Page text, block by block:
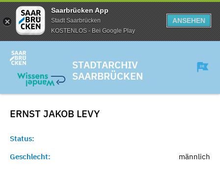
Saarbrücken App
Stadt Saarbrücken
KOSTENLOS - Bei Google Play
ANSEHEN
STADTARCHIV
SAARBRÜCKEN
ERNST JAKOB LEVY
Status:
Geschlecht:
männlich